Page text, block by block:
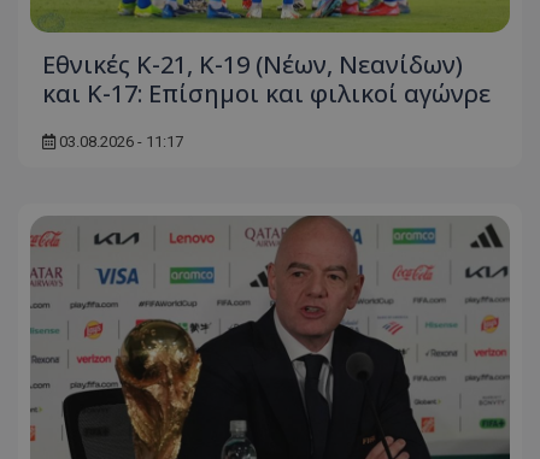
Εθνικές Κ-21, Κ-19 (Νέων, Νεανίδων)
και Κ-17: Eπίσημοι και φιλικοί αγώνρε
03.08.2026 - 11:17